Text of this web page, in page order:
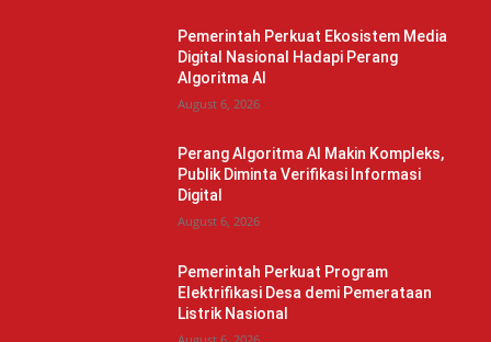
Pemerintah Perkuat Ekosistem Media
Digital Nasional Hadapi Perang
Algoritma AI
August 6, 2026
Perang Algoritma AI Makin Kompleks,
Publik Diminta Verifikasi Informasi
Digital
August 6, 2026
Pemerintah Perkuat Program
Elektrifikasi Desa demi Pemerataan
Listrik Nasional